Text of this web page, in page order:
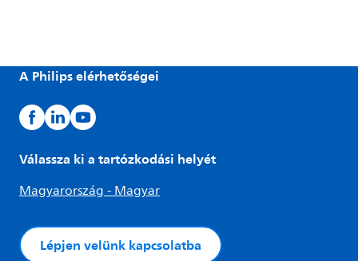
A Philips elérhetőségei
Válassza ki a tartózkodási helyét
Magyarország - Magyar
Lépjen velünk kapcsolatba